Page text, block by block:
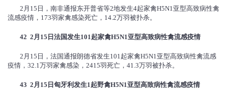
2月15日，南非通报东开普省等2地发生4起家禽H5N1亚型高致病性禽
流感疫情，173羽家禽感染死亡，14.2万羽被扑杀。
42 2 月 15 日法国发生101起家禽H5N1亚型高致病性禽流感疫情
2月15日，法国通报朗德省发生101起家禽H5N1亚型高致病性禽流感
疫情，32.1万羽家禽感染，2415羽死亡，41.3万羽被扑杀。
43 2 月 15 日匈牙利发生1起野禽H5N1亚型高致病性禽流感疫情